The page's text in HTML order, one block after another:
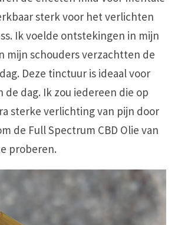
sterk voor het verlichten
Ik voelde ontstekingen in mijn
mijn schouders verzachtten de
Deze tinctuur is ideaal voor
de dag. Ik zou iedereen die op
sterke verlichting van pijn door
de Full Spectrum CBD Olie van
proberen.